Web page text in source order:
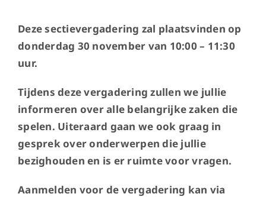
Word lid!
Deze sectievergadering zal plaatsvinden op
donderdag 30 november van 10:00 – 11:30
uur.
Tijdens deze vergadering zullen we jullie
informeren over alle belangrijke zaken die
spelen. Uiteraard gaan we ook graag in
gesprek over onderwerpen die jullie
bezighouden en is er ruimte voor vragen.
Aanmelden voor de vergadering kan via